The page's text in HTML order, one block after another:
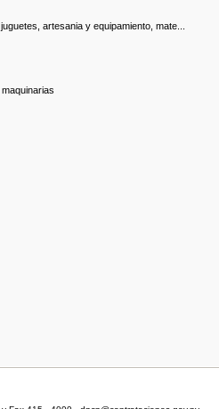
artesania y equipamiento, mate...